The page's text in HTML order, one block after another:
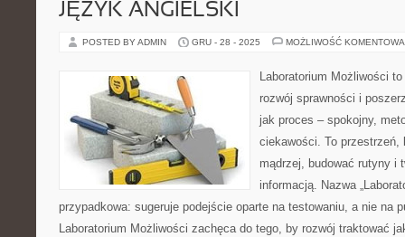
JĘZYK ANGIELSKI
POSTED BY ADMIN GRU - 28 - 2025 MOŻLIWOŚĆ
Laboratorium Możliwości
rozwój sprawności i
jak proces – spokojny,
ciekawości. To
mądrzej, budować rutyny i
informacją. Nazwa
przypadkowa: sugeruje podejście oparte na testowaniu, a nie na
Laboratorium Możliwości zachęca do tego, by rozwój traktować